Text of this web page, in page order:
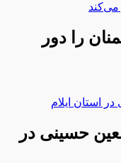
را دور
حسینى در